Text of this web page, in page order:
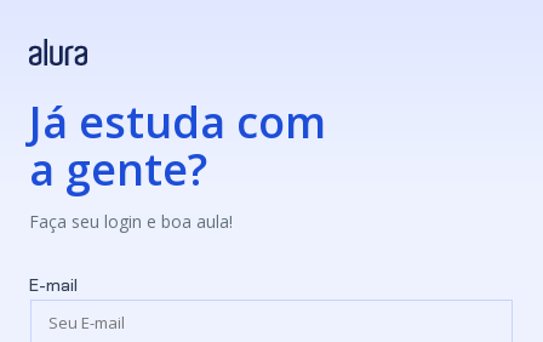
Já estuda com
a gente?
Faça seu login e boa aula!
E-mail